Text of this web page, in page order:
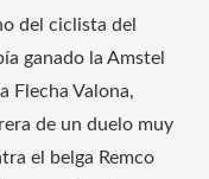
del ciclista del
ganado la Amstel
Flecha Valona,
de un duelo muy
el belga Remco